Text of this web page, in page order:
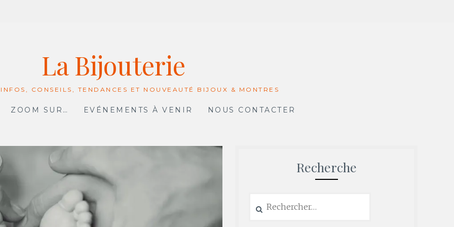
La Bijouterie
CONSEILS, TENDANCES ET NOUVEAUTÉ BIJOUX & MONTRES
ZOOM SUR… EVÉNEMENTS À VENIR NOUS CONTACTER
Recherche